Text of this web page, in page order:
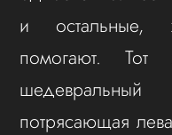
и остальные,
помогают.
потрясающая